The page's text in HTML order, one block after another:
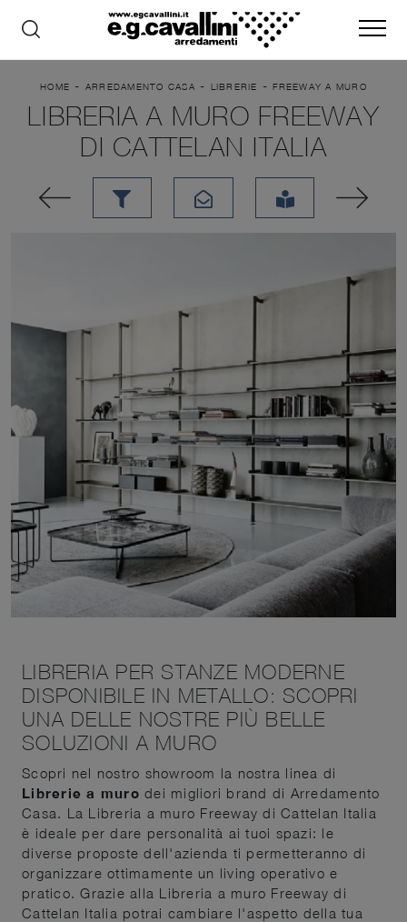
HOME - ARREDAMENTO CASA - LIBRERIE -FREEWAY A MURO
LIBRERIA A MURO FREEWAY
DI CATTELAN ITALIA
LIBRERIA PER STANZE MODERNE
DISPONIBILE IN METALLO: SCOPRI
UNA DELLE NOSTRE PIÙ BELLE
SOLUZIONI A MURO
Scopri nel nostro showroom la nostra linea di
Librerie a muro dei migliori brand di Arredamento
Casa. La Libreria a muro Freeway di Cattelan Italia
è ideale per dare personalità ai tuoi spazi: le
diverse proposte dell'azienda ti permetteranno di
organizzare ottimamente un living operativo e
pratico. Grazie alla Libreria a muro Freeway di
Cattelan Italia potrai cambiare l'aspetto della tua